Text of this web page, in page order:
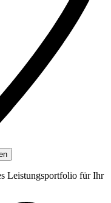
Leistungsportfolio für Ihr